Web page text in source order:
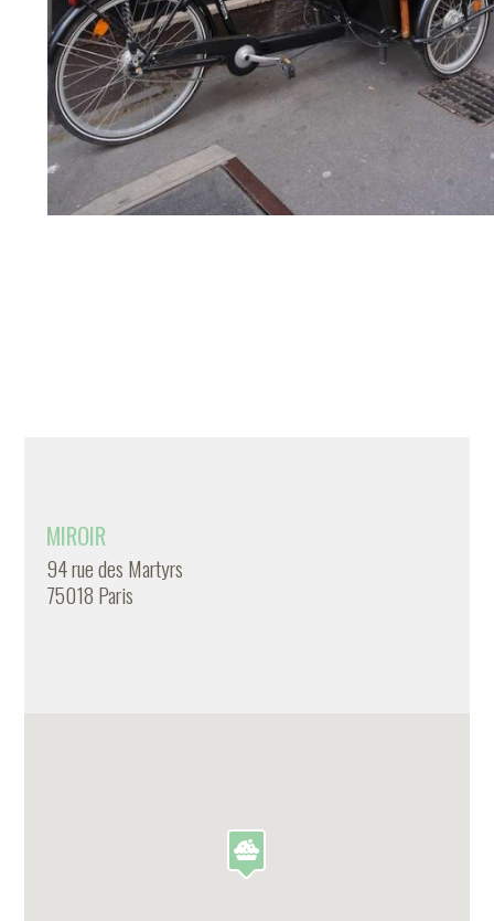
MIROIR
94 rue des Martyrs
75018 Paris